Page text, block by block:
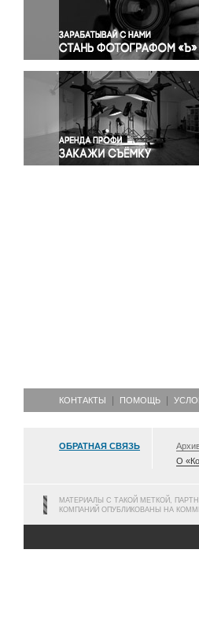
Правосудие
Происшествия и конфликты
Религия
Светская жизнь
Спорт
Экология
Экономика и бизнес
КОНТАКТЫ ПОМОЩЬ
ОБРАТНАЯ СВЯЗЬ
О
МАТЕРИАЛЫ С ТАКОЙ МЕТКОЙ,
КОМПАНИЙ ОПУБЛИКОВАНЫ НА